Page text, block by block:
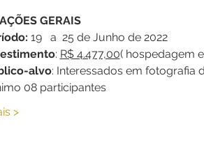
GERAIS
19   a  25 de Junho de 2022
: R$ 4.477,00( hospedagem
alvo: Interessados em fotografia
08 participantes
>